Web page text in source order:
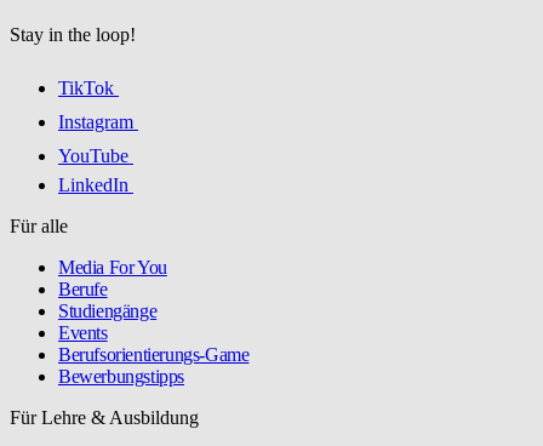
Stay in the loop!
TikTok
Instagram
YouTube
LinkedIn
Für alle
Media For You
Berufe
Studiengänge
Events
Berufsorientierungs-Game
Bewerbungstipps
Für Lehre & Ausbildung